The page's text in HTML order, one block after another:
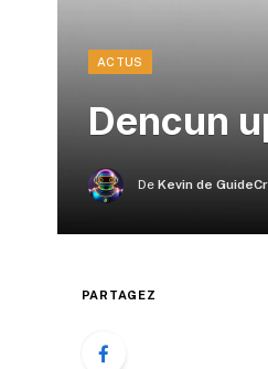
ACTUS
Dencun
De Kevin de
PARTAGEZ